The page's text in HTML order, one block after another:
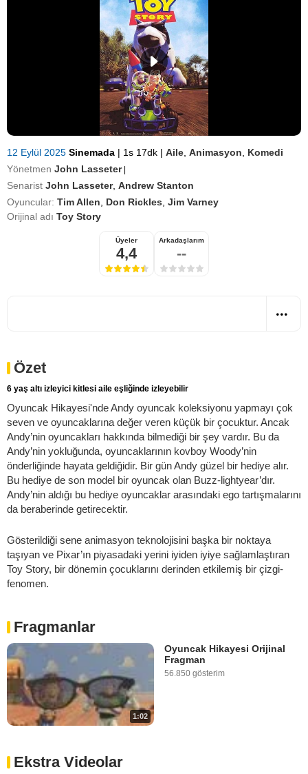
12 Eylül 2025 Sinemada | 1s 17dk | Aile Animasyon
Komedi
Yönetmen John Lasseter
Senarist John Lasseter, Andrew Stanton
Oyuncular: Tim Allen Don Rickles Jim Varney
Orijinal adı Toy Story
Üyeler
4,4
Arkadaşlarım
--
Özet
6 yaş altı izleyici kitlesi aile eşliğinde izleyebilir
Oyuncak Hikayesi'nde Andy oyuncak koleksiyonu yapmayı çok
seven ve oyuncaklarına değer veren küçük bir çocuktur. Ancak
Andy’nin oyuncakları hakkında bilmediği bir şey vardır. Bu da
Andy’nin yokluğunda, oyuncaklarının kovboy Woody’nin
önderliğinde hayata geldiğidir. Bir gün Andy güzel bir hediye alır.
Bu hediye de son model bir oyuncak olan Buzz-lightyear’dır.
Andy’nin aldığı bu hediye oyuncaklar arasındaki ego tartışmalarını
da beraberinde getirecektir.
Gösterildiği sene animasyon teknolojisini başka bir noktaya
taşıyan ve Pixar’ın piyasadaki yerini iyiden iyiye sağlamlaştıran
Toy Story, bir dönemin çocuklarını derinden etkilemiş bir çizgi-
fenomen.
Fragmanlar
1:02
Oyuncak Hikayesi Orijinal
Fragman
56.850 gösterim
Ekstra Videolar